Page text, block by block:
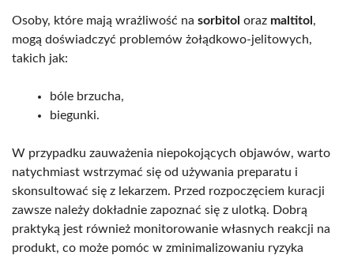
Osoby, które mają wrażliwość na sorbitol oraz maltitol ,
mogą doświadczyć problemów żołądkowo-jelitowych,
takich jak:
bóle brzucha,
biegunki.
W przypadku zauważenia niepokojących objawów, warto
natychmiast wstrzymać się od używania preparatu i
skonsultować się z lekarzem. Przed rozpoczęciem kuracji
zawsze należy dokładnie zapoznać się z ulotką. Dobrą
praktyką jest również monitorowanie własnych reakcji na
produkt, co może pomóc w zminimalizowaniu ryzyka